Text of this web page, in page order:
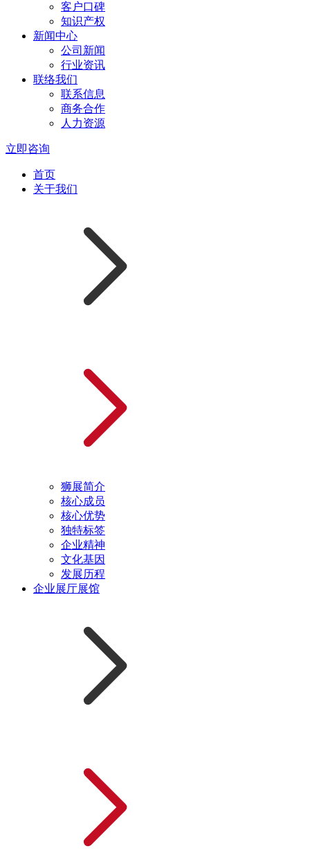
客户口碑
知识产权
新闻中心
公司新闻
行业资讯
联络我们
联系信息
商务合作
人力资源
立即咨询
首页
关于我们
狮展简介
核心成员
核心优势
独特标签
企业精神
文化基因
发展历程
企业展厅展馆